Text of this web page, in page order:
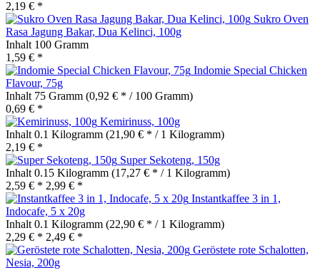
2,19 € *
Sukro Oven
Rasa Jagung Bakar, Dua Kelinci, 100g
Inhalt 100 Gramm
1,59 € *
Indomie Special Chicken
Flavour, 75g
Inhalt 75 Gramm (0,92 € * / 100 Gramm)
0,69 € *
Kemirinuss, 100g
Inhalt 0.1 Kilogramm (21,90 € * / 1 Kilogramm)
2,19 € *
Super Sekoteng, 150g
Inhalt 0.15 Kilogramm (17,27 € * / 1 Kilogramm)
2,59 € * 2,99 € *
Instantkaffee 3 in 1,
Indocafe, 5 x 20g
Inhalt 0.1 Kilogramm (22,90 € * / 1 Kilogramm)
2,29 € * 2,49 € *
Geröstete rote Schalotten,
Nesia, 200g